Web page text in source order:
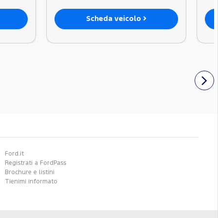
Scheda veicolo
Ford.it
Registrati a FordPass
Brochure e listini
Tienimi informato